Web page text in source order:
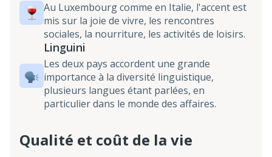
Au Luxembourg comme en Italie, l'accent est
mis sur la joie de vivre, les rencontres
sociales, la nourriture, les activités de loisirs.
Linguini
Les deux pays accordent une grande
importance à la diversité linguistique,
plusieurs langues étant parlées, en
particulier dans le monde des affaires.
Qualité et coût de la vie